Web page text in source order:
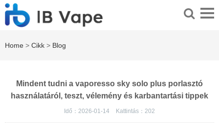
Home > Cikk > Blog
Mindent tudni a vaporesso sky solo plus porlasztó
használatáról, teszt, vélemény és karbantartási tippek
Idő：2026-01-14 Kattintás： 202